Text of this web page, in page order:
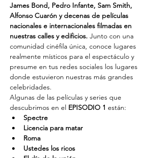
James Bond, Pedro Infante, Sam Smith,
Alfonso Cuarón y decenas de películas
nacionales e internacionales filmadas en
nuestras calles y edificios. Junto con una
comunidad cinéfila única, conoce lugares
realmente místicos para el espectáculo y
presume en tus redes sociales los lugares
donde estuvieron nuestras más grandes
celebridades.
Algunas de las películas y series que
descubrimos en el EPISODIO 1 están:
Spectre
Licencia para matar
Roma
Ustedes los ricos